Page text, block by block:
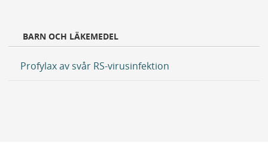
BARN OCH LÄKEMEDEL
Profylax av svår RS-virusinfektion